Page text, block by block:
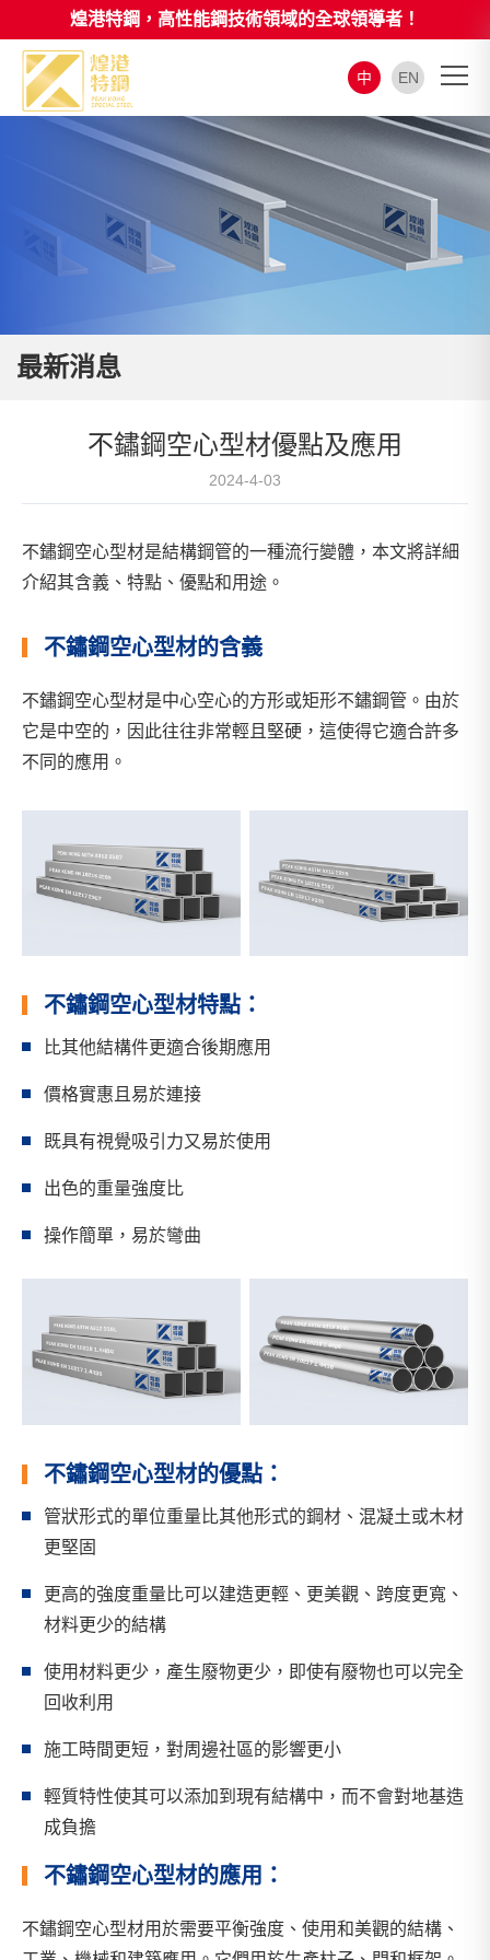
煌港特鋼，高性能鋼技術領域的全球領導者！
中 EN
最新消息
不鏽鋼空心型材優點及應用
2024-4-03
不鏽鋼空心型材是結構鋼管的一種流行變體，本文將詳細
介紹其含義、特點、優點和用途。
不鏽鋼空心型材的含義
不鏽鋼空心型材是中心空心的方形或矩形不鏽鋼管。由於
它是中空的，因此往往非常輕且堅硬，這使得它適合許多
不同的應用。
不鏽鋼空心型材特點：
比其他結構件更適合後期應用
價格實惠且易於連接
既具有視覺吸引力又易於使用
出色的重量強度比
操作簡單，易於彎曲
不鏽鋼空心型材的優點：
管狀形式的單位重量比其他形式的鋼材、混凝土或木材
更堅固
更高的強度重量比可以建造更輕、更美觀、跨度更寬、
材料更少的結構
使用材料更少，產生廢物更少，即使有廢物也可以完全
回收利用
施工時間更短，對周邊社區的影響更小
輕質特性使其可以添加到現有結構中，而不會對地基造
成負擔
不鏽鋼空心型材的應用：
不鏽鋼空心型材用於需要平衡強度、使用和美觀的結構、